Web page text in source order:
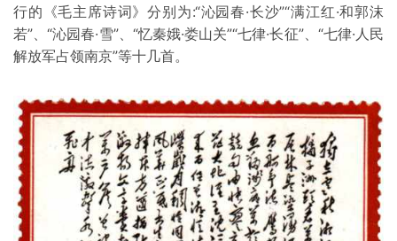
行的《毛主席诗词》分别为:“沁园春·长沙”“满江红·和郭沫
若”、“沁园春·雪”、“忆秦娥·娄山关”“七律·长征”、“七律·人民
解放军占领南京”等十几首。